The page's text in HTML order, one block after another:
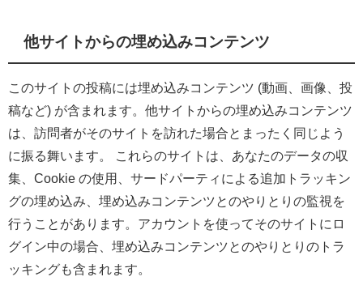
他サイトからの埋め込みコンテンツ
このサイトの投稿には埋め込みコンテンツ (動画、画像、投
稿など) が含まれます。他サイトからの埋め込みコンテンツ
は、訪問者がそのサイトを訪れた場合とまったく同じよう
に振る舞います。
これらのサイトは、あなたのデータの収
集、Cookie の使用、サードパーティによる追加トラッキン
グの埋め込み、埋め込みコンテンツとのやりとりの監視を
行うことがあります。アカウントを使ってそのサイトにロ
グイン中の場合、埋め込みコンテンツとのやりとりのトラ
ッキングも含まれます。